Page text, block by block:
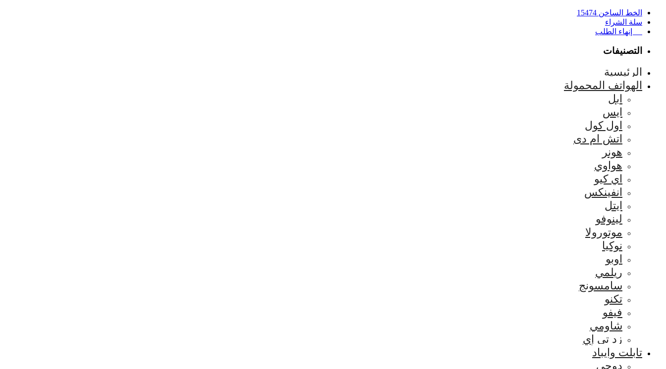
الخط الساخن 15474
سلة الشراء
إنهاء الطلب
التصنيفات
الرئيسية
الهواتف المحمولة
ابل
ايس
اول كول
اتش ام دى
هونر
هواوي
اي كيو
انفينكس
ايتل
لينوفو
موتورولا
نوكيا
اوبو
ريلمي
سامسونج
تكنو
فيفو
شاومي
زد تي إي
تابلت وايباد
دوجى